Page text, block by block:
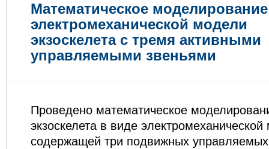
Математическое моделирование
электромеханической модели
экзоскелета с тремя активными
управляемыми звеньями
Проведено математическое
экзоскелета в виде
содержащей три подвижных